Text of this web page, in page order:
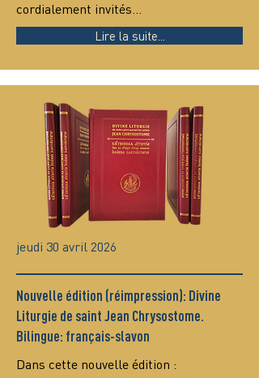
cordialement invités…
Lire la suite...
jeudi 30 avril 2026
Nouvelle édition (réimpression): Divine
Liturgie de saint Jean Chrysostome.
Bilingue: français-slavon
Dans cette nouvelle édition :